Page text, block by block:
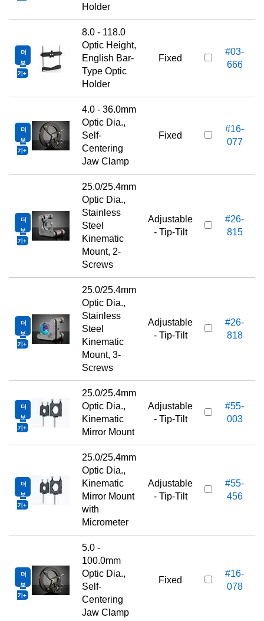
Holder
더
보
기
8.0 - 118.0
Optic Height,
English Bar-
Type Optic
Holder
Fixed
#03-
666
더
보
기
4.0 - 36.0mm
Optic Dia.,
Self-
Centering
Jaw Clamp
Fixed
#16-
077
더
보
기
25.0/25.4mm
Optic Dia.,
Stainless
Steel
Kinematic
Mount, 2-
Screws
Adjustable
- Tip-Tilt
#26-
815
더
보
기
25.0/25.4mm
Optic Dia.,
Stainless
Steel
Kinematic
Mount, 3-
Screws
Adjustable
- Tip-Tilt
#26-
818
더
보
기
25.0/25.4mm
Optic Dia.,
Kinematic
Mirror Mount
Adjustable
- Tip-Tilt
#55-
003
더
보
기
25.0/25.4mm
Optic Dia.,
Kinematic
Mirror Mount
with
Micrometer
Adjustable
- Tip-Tilt
#55-
456
더
보
기
5.0 -
100.0mm
Optic Dia.,
Self-
Centering
Jaw Clamp
Fixed
#16-
078